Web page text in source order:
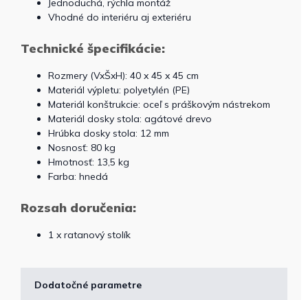
Vhodné do interiéru aj exteriéru
Technické špecifikácie:
Rozmery (VxŠxH): 40 x 45 x 45 cm
Materiál výpletu: polyetylén (PE)
Materiál konštrukcie: oceľ s práškovým nástrekom
Materiál dosky stola: agátové drevo
Hrúbka dosky stola: 12 mm
Nosnosť: 80 kg
Hmotnosť: 13,5 kg
Farba: hnedá
Rozsah doručenia:
1 x ratanový stolík
Dodatočné parametre